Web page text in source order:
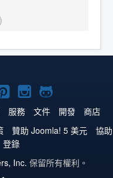
Pinterest
上
的
Joomla!
Instagram
上
的
GitHub
上
的
服務 文件 開發
商店
贊助 Joomla! 5 美元
協助
登錄
Inc. 保留所有權利。